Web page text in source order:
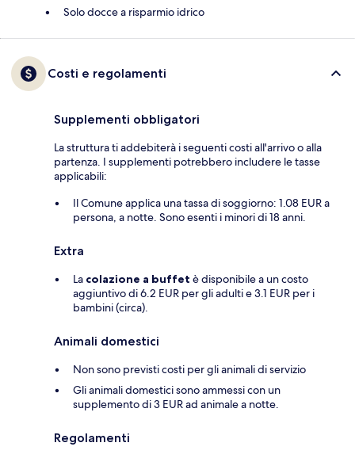
Solo docce a risparmio idrico
Costi e regolamenti
Supplementi obbligatori
La struttura ti addebiterà i seguenti costi all'arrivo o alla
partenza. I supplementi potrebbero includere le tasse
applicabili:
Il Comune applica una tassa di soggiorno: 1.08 EUR a
persona, a notte. Sono esenti i minori di 18 anni.
Extra
La colazione a buffet è disponibile a un costo
aggiuntivo di 6.2 EUR per gli adulti e 3.1 EUR per i
bambini (circa).
Animali domestici
Non sono previsti costi per gli animali di servizio
Gli animali domestici sono ammessi con un
supplemento di 3 EUR ad animale a notte.
Regolamenti